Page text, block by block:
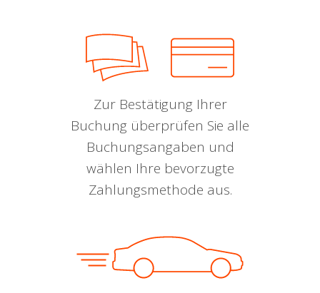
Zur Bestätigung Ihrer
Buchung überprüfen Sie alle
Buchungsangaben und
wählen Ihre bevorzugte
Zahlungsmethode aus.